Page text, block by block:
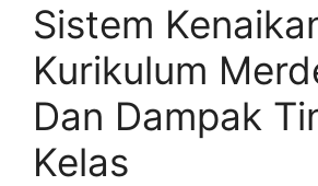
Sistem
Kurikulum
Dan Dampak
Kelas